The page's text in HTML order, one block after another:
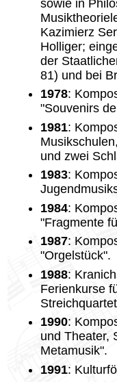
sowie in
Kazimierz
Holliger;
der
81) und bei
1978:
"Souvenirs
1981:
und zwei
1983:
1984:
"Fragmente
1987:
"Orgelstück".
1988:
Ferienkurse
1990:
und Theater,
Metamusik".
1991: